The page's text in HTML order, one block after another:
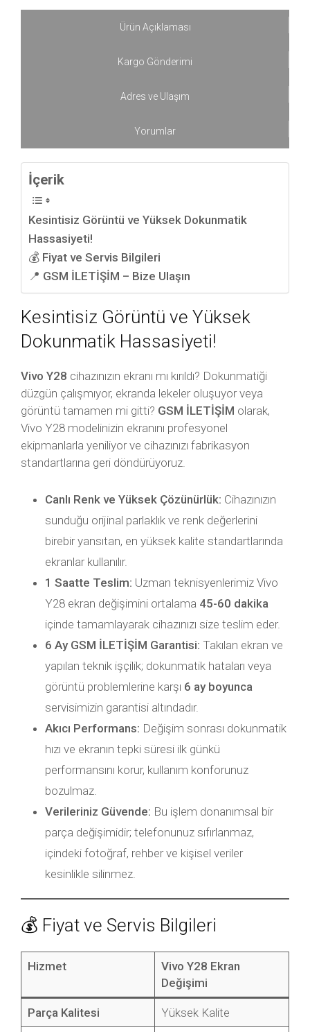
Ürün Açıklaması
Kargo Gönderimi
Adres ve Ulaşım
Yorumlar
İçerik
Kesintisiz Görüntü ve Yüksek Dokunmatik
Hassasiyeti!
💰 Fiyat ve Servis Bilgileri
📍 GSM İLETİŞİM – Bize Ulaşın
Kesintisiz Görüntü ve Yüksek
Dokunmatik Hassasiyeti!
Vivo Y28 cihazınızın ekranı mı kırıldı? Dokunmatiği
düzgün çalışmıyor, ekranda lekeler oluşuyor veya
görüntü tamamen mi gitti? GSM İLETİŞİM olarak,
Vivo Y28 modelinizin ekranını profesyonel
ekipmanlarla yeniliyor ve cihazınızı fabrikasyon
standartlarına geri döndürüyoruz.
Canlı Renk ve Yüksek Çözünürlük: Cihazınızın
sunduğu orijinal parlaklık ve renk değerlerini
birebir yansıtan, en yüksek kalite standartlarında
ekranlar kullanılır.
1 Saatte Teslim: Uzman teknisyenlerimiz Vivo
Y28 ekran değişimini ortalama 45-60 dakika
içinde tamamlayarak cihazınızı size teslim eder.
6 Ay GSM İLETİŞİM Garantisi: Takılan ekran ve
yapılan teknik işçilik; dokunmatik hataları veya
görüntü problemlerine karşı 6 ay boyunca
servisimizin garantisi altındadır.
Akıcı Performans: Değişim sonrası dokunmatik
hızı ve ekranın tepki süresi ilk günkü
performansını korur, kullanım konforunuz
bozulmaz.
Verileriniz Güvende: Bu işlem donanımsal bir
parça değişimidir; telefonunuz sıfırlanmaz,
içindeki fotoğraf, rehber ve kişisel veriler
kesinlikle silinmez.
💰 Fiyat ve Servis Bilgileri
Hizmet
Vivo Y28 Ekran
Değişimi
Parça Kalitesi Yüksek Kalite